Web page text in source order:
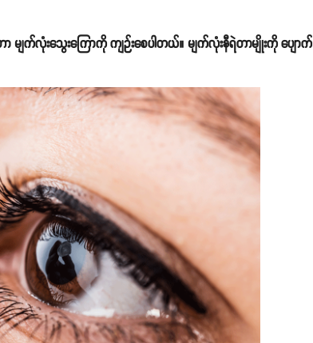
ျက်လုံးသွေးကြောကို ကျဉ်းစေပါတယ်။ မျက်လုံးနီရဲတာမျိုးကို ပျောက်